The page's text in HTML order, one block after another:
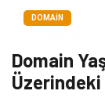
DOMAIN
Domain